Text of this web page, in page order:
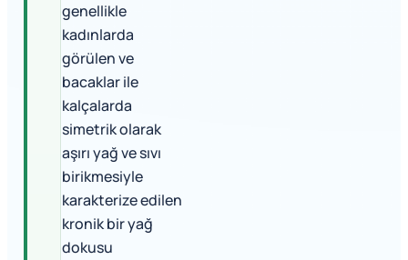
genellikle
kadınlarda
görülen ve
bacaklar ile
kalçalarda
simetrik olarak
aşırı yağ ve sıvı
birikmesiyle
karakterize edilen
kronik bir yağ
dokusu